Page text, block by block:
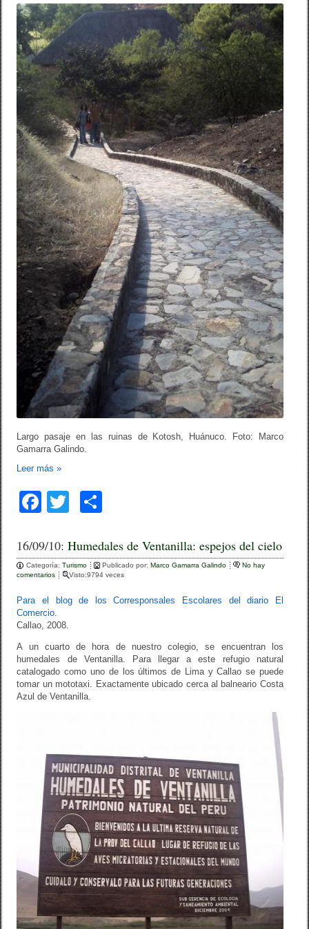
Largo pasaje en las ruinas de Kotosh, Huánuco. Foto: Marco
Gamarra Galindo.
Leer más»
F
c
e
b
o
o
k
T
tt
er
m
p
ar
tir
16/09/10:Humedales de Ventanilla: espejos del cielo
Categoría:Turismo Publicado por:Marco Gamarra Galindo
No hay
comentarios
Visto:9794 veces
Para el blog de los Corresponsales Escolares del diario El
Comercio.
Callao, 2008.
A un cuarto de hora de nuestro colegio, se encuentran los
humedales de Ventanilla. Para llegar a este refugio natural
catalogado como uno de los últimos de Lima y Callao se puede
tomar un mototaxi. Exactamente ubicado cerca al balneario Costa
Azul de Ventanilla.